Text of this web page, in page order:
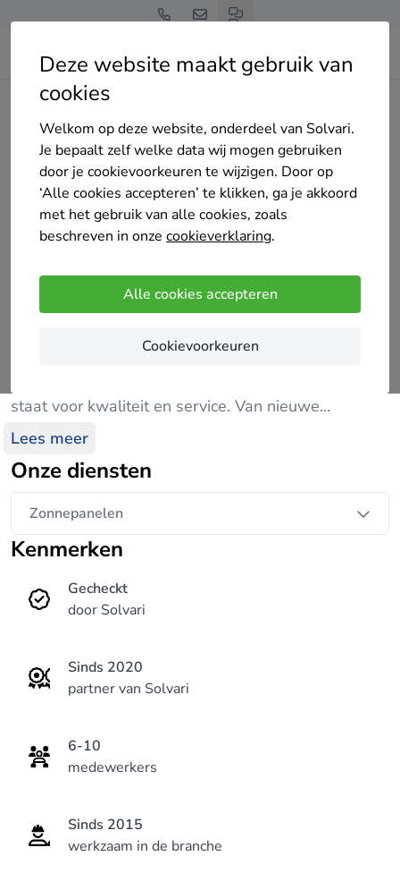
Deze website maakt gebruik van
cookies
Welkom op deze website, onderdeel van Solvari.
Je bepaalt zelf welke data wij mogen gebruiken
door je cookievoorkeuren te wijzigen. Door op
‘Alle cookies accepteren’ te klikken, ga je akkoord
met het gebruik van alle cookies, zoals
beschreven in onze cookieverklaring.
Alle cookies accepteren
Cookievoorkeuren
Home Zonnepanelen
Enzo van Zonnepanelen Enzo
(5 reviews)
Zonnepanelen Enzo is gevestigd in Slootdorp op de
staat voor kwaliteit en service. Van nieuwe
projecten tot renovatieprojecten van bestaande
zonnepaneel systemen kunt u bij ons terecht.
Zonnepanelen in Slootdorp kunnen veelal binnen
een week geleverd en geplaatst worden. Altijd
door betrouwbare monteurs op veilige wijze op uw
dak geplaatst. Zonnepanelen Enzo in Slootdorp is
een VCA gecertificeerd bedrijf en werkt volgens de
huidige normen hierin.
Lees meer
Onze diensten
Zonnepanelen
Kenmerken
Gecheckt
door Solvari
Sinds 2020
partner van Solvari
6-10
medewerkers
Sinds 2015
werkzaam in de branche